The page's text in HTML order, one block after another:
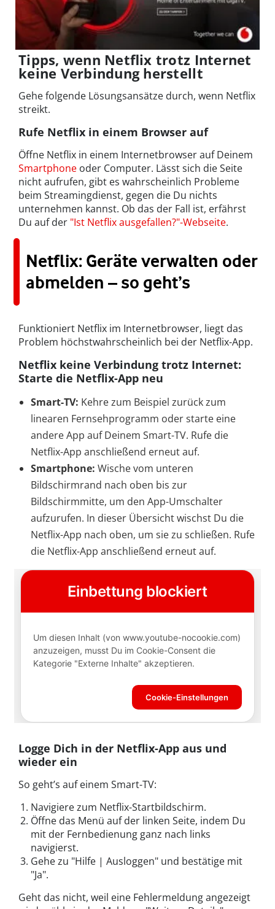
Tipps, wenn Netflix trotz Internet
keine Verbindung herstellt
Gehe folgende Lösungsansätze durch, wenn Netflix
streikt.
Rufe Netflix in einem Browser auf
Öffne Netflix in einem Internetbrowser auf Deinem
Smartphone oder Computer. Lässt sich die Seite
nicht aufrufen, gibt es wahrscheinlich Probleme
beim Streamingdienst, gegen die Du nichts
unternehmen kannst. Ob das der Fall ist, erfährst
Du auf der "Ist Netflix ausgefallen?"-Webseite.
Netflix: Geräte verwalten oder
abmelden – so geht’s
Funktioniert Netflix im Internetbrowser, liegt das
Problem höchstwahrscheinlich bei der Netflix-App.
Netflix keine Verbindung trotz Internet:
Starte die Netflix-App neu
Smart-TV: Kehre zum Beispiel zurück zum
linearen Fernsehprogramm oder starte eine
andere App auf Deinem Smart-TV. Rufe die
Netflix-App anschließend erneut auf.
Smartphone: Wische vom unteren
Bildschirmrand nach oben bis zur
Bildschirmmitte, um den App-Umschalter
aufzurufen. In dieser Übersicht wischst Du die
Netflix-App nach oben, um sie zu schließen. Rufe
die Netflix-App anschließend erneut auf.
Logge Dich in der Netflix-App aus und
wieder ein
So geht’s auf einem Smart-TV:
Navigiere zum Netflix-Startbildschirm.
Öffne das Menü auf der linken Seite, indem Du
mit der Fernbedienung ganz nach links
navigierst.
Gehe zu "Hilfe | Ausloggen" und bestätige mit
"Ja".
Geht das nicht, weil eine Fehlermeldung angezeigt